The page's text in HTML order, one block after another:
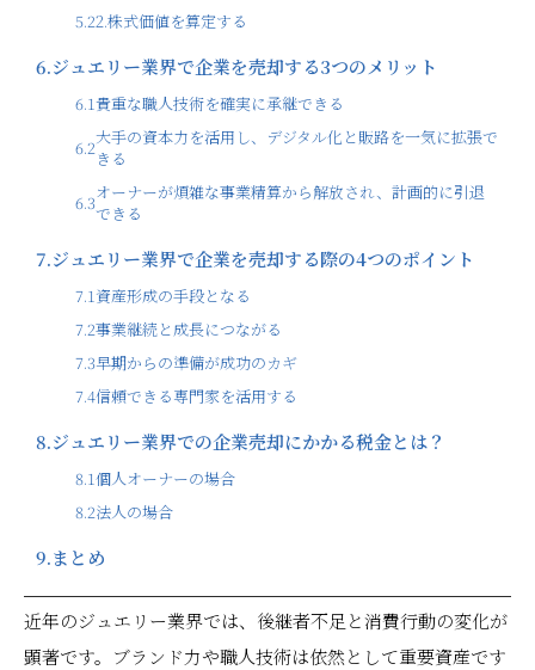
5.22.株式価値を算定する
6.ジュエリー業界で企業を売却する3つのメリット
6.1貴重な職人技術を確実に承継できる
6.2大手の資本力を活用し、デジタル化と販路を一気に拡張で
きる
6.3オーナーが煩雑な事業精算から解放され、計画的に引退
できる
7.ジュエリー業界で企業を売却する際の4つのポイント
7.1資産形成の手段となる
7.2事業継続と成長につながる
7.3早期からの準備が成功のカギ
7.4信頼できる専門家を活用する
8.ジュエリー業界での企業売却にかかる税金とは？
8.1個人オーナーの場合
8.2法人の場合
9.まとめ
近年のジュエリー業界では、後継者不足と消費行動の変化が
顕著です。ブランド力や職人技術は依然として重要資産です